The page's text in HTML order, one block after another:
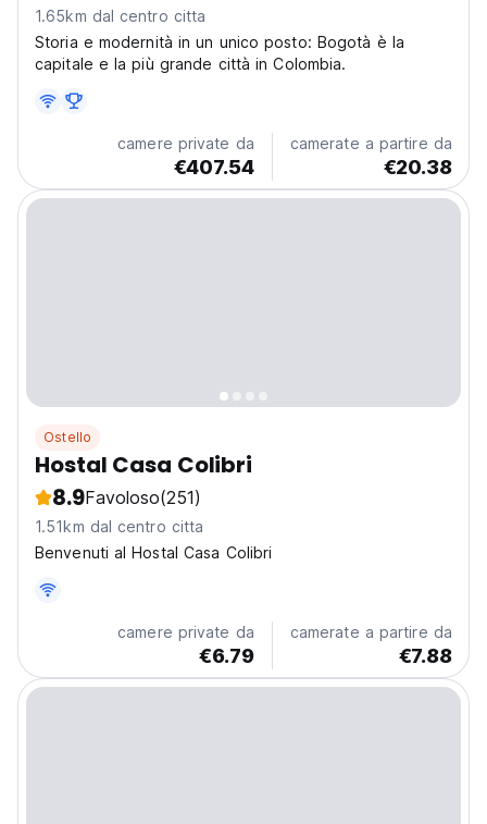
1.65km dal centro citta
Storia e modernità in un unico posto: Bogotà è la
capitale e la più grande città in Colombia.
camere private da
€407.54
camerate a partire da
€20.38
Ostello
Hostal Casa Colibri
8.9Favoloso(251)
1.51km dal centro citta
Benvenuti al Hostal Casa Colibri
camere private da
€6.79
camerate a partire da
€7.88